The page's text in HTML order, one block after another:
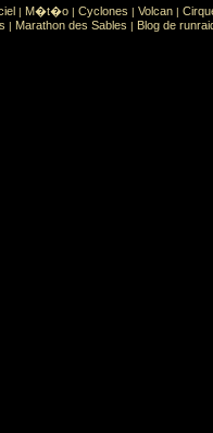
extr�mes
| M�t�o | Cyclones | Volcan |
| Marathon des Sables | Blog de